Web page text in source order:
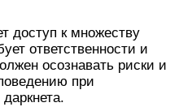
доступ к множеству
ответственности и
осознавать риски и
при